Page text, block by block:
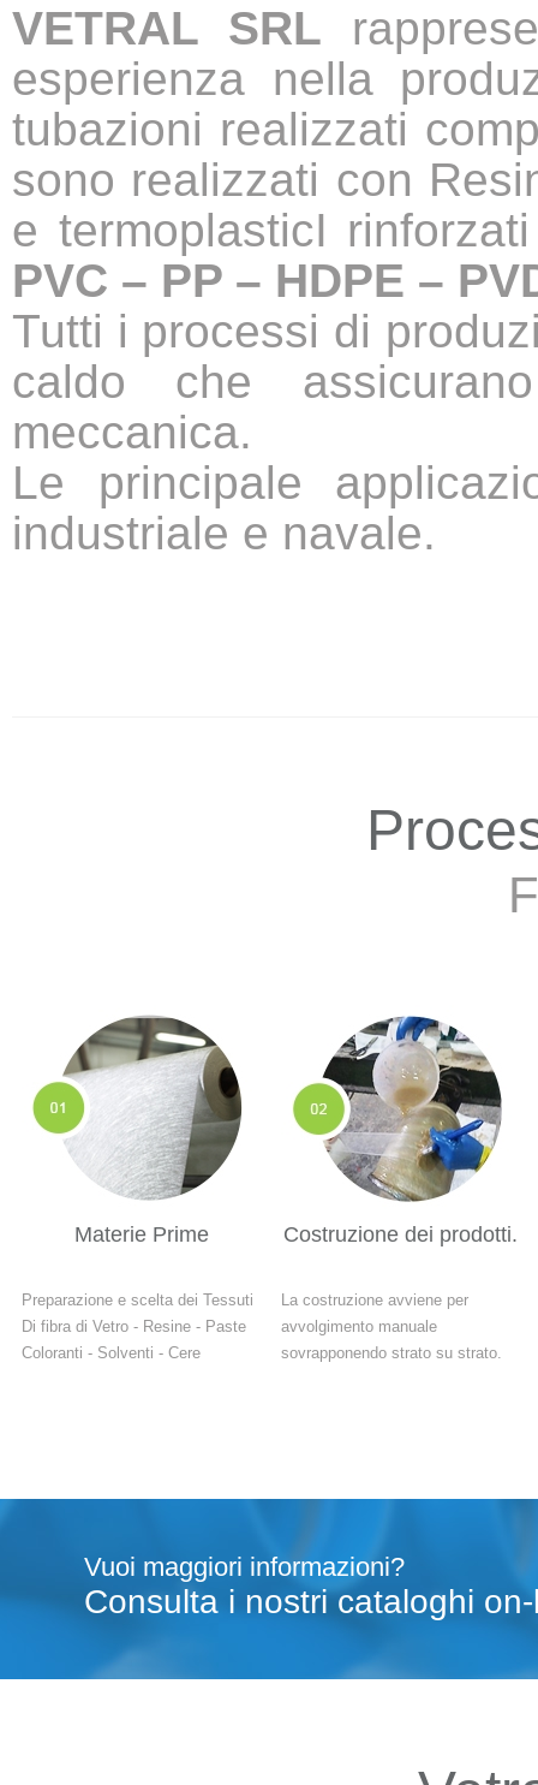
VETRAL SRL
esperienza nella
tubazioni realizzati
sono realizzati con
e termoplasticI
PVC – PP – HDPE –
Tutti i processi di
caldo che
meccanica.
Le principale
industriale e navale.
Materie Prime
Preparazione e scelta dei Tessuti
Di fibra di Vetro - Resine - Paste
Coloranti - Solventi - Cere
Costruzione dei prodotti.
La costruzione avviene per
avvolgimento manuale
sovrapponendo strato su strato.
Vuoi maggiori informazioni?
Consulta i nostri cataloghi